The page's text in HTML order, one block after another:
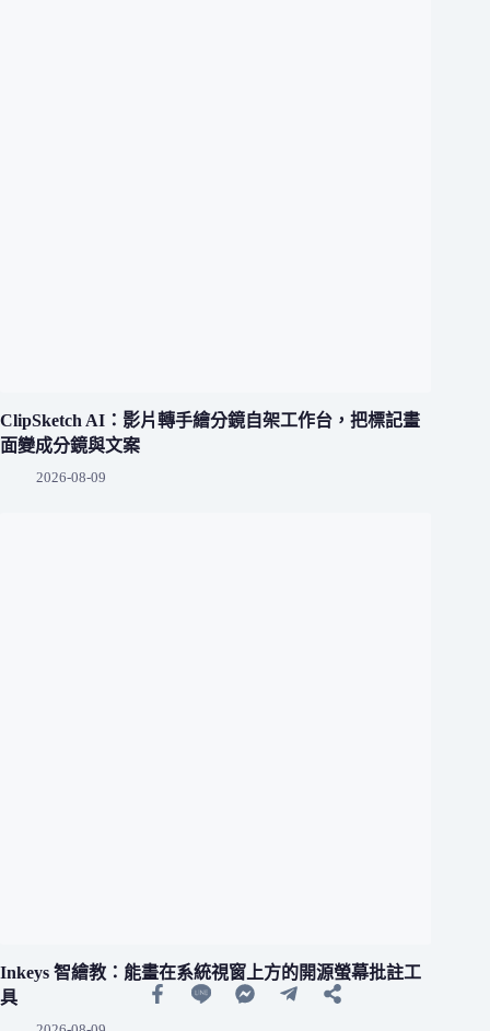
ClipSketch AI：影片轉手繪分鏡自架工作台，把標記畫
面變成分鏡與文案
2026-08-09
Inkeys 智繪教：能畫在系統視窗上方的開源螢幕批註工
具